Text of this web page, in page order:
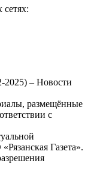
2025) – Новости
размещённые
с
Газета».